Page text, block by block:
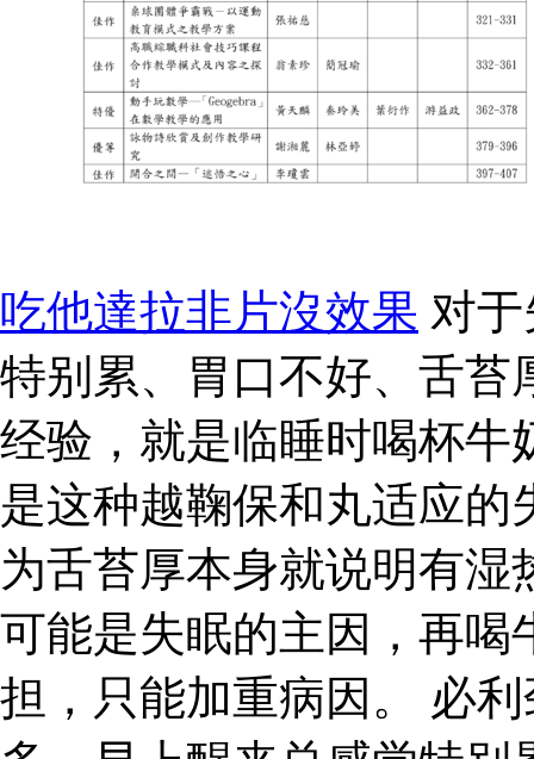
吃他達拉非片沒效果 对
特别累、胃口不好、舌苔
经验，就是临睡时喝杯牛
是这种越鞠保和丸适应
为舌苔厚本身就说明有
可能是失眠的主因，再喝
担，只能加重病因。 必